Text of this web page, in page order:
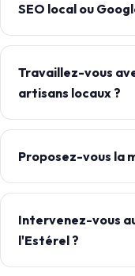
SEO local ou
Travaillez-vous
artisans locaux ?
Proposez-vous la
Intervenez-vous
l'Estérel ?